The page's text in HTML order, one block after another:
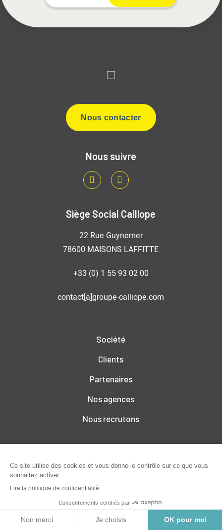
Nous contacter
Nous suivre
LinkedInYoutube
Siège Social Calliope
22 Rue Guynemer
78600 MAISONS LAFFITTE
+33 (0) 1 55 93 02 00
contact[a]groupe-calliope.com
Société
Clients
Partenaires
Nos agences
Nous recrutons
Ressources
Blog Calliope